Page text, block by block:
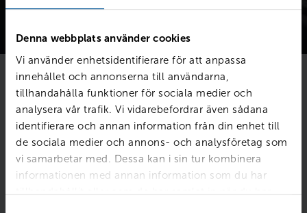
Denna webbplats använder cookies
Vi använder enhetsidentifierare för att anpassa
innehållet och annonserna till användarna,
tillhandahålla funktioner för sociala medier och
analysera vår trafik. Vi vidarebefordrar även sådana
identifierare och annan information från din enhet till
de sociala medier och annons- och analysföretag som
vi samarbetar med. Dessa kan i sin tur kombinera
informationen med annan information som du har
tillhandahållit eller som de har samlat in när du har
Föll bilen dig i smaken?
Fyll i dina kontaktuppgifter så skriver vi till dig
senast imorgon.
Intresseanmälan för Sandero III TCe 110 Stepway Extreme